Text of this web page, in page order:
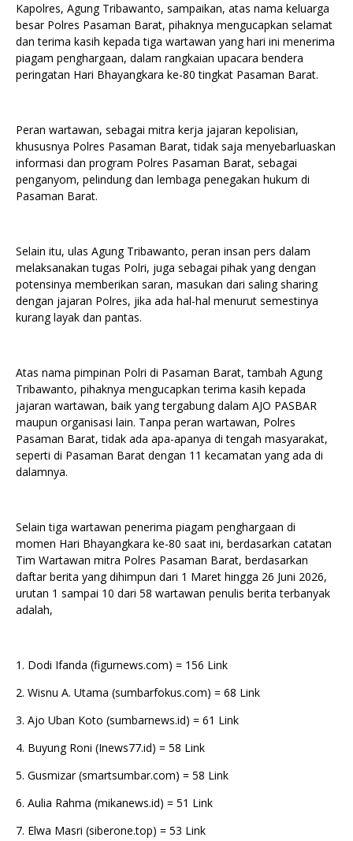
Kapolres, Agung Tribawanto, sampaikan, atas nama keluarga
besar Polres Pasaman Barat, pihaknya mengucapkan selamat
dan terima kasih kepada tiga wartawan yang hari ini menerima
piagam penghargaan, dalam rangkaian upacara bendera
peringatan Hari Bhayangkara ke-80 tingkat Pasaman Barat.
Peran wartawan, sebagai mitra kerja jajaran kepolisian,
khususnya Polres Pasaman Barat, tidak saja menyebarluaskan
informasi dan program Polres Pasaman Barat, sebagai
penganyom, pelindung dan lembaga penegakan hukum di
Pasaman Barat.
Selain itu, ulas Agung Tribawanto, peran insan pers dalam
melaksanakan tugas Polri, juga sebagai pihak yang dengan
potensinya memberikan saran, masukan dari saling sharing
dengan jajaran Polres, jika ada hal-hal menurut semestinya
kurang layak dan pantas.
Atas nama pimpinan Polri di Pasaman Barat, tambah Agung
Tribawanto, pihaknya mengucapkan terima kasih kepada
jajaran wartawan, baik yang tergabung dalam AJO PASBAR
maupun organisasi lain. Tanpa peran wartawan, Polres
Pasaman Barat, tidak ada apa-apanya di tengah masyarakat,
seperti di Pasaman Barat dengan 11 kecamatan yang ada di
dalamnya.
Selain tiga wartawan penerima piagam penghargaan di
momen Hari Bhayangkara ke-80 saat ini, berdasarkan catatan
Tim Wartawan mitra Polres Pasaman Barat, berdasarkan
daftar berita yang dihimpun dari 1 Maret hingga 26 Juni 2026,
urutan 1 sampai 10 dari 58 wartawan penulis berita terbanyak
adalah,
1. Dodi Ifanda (figurnews.com) = 156 Link
2. Wisnu A. Utama (sumbarfokus.com) = 68 Link
3. Ajo Uban Koto (sumbarnews.id) = 61 Link
4. Buyung Roni (Inews77.id) = 58 Link
5. Gusmizar (smartsumbar.com) = 58 Link
6. Aulia Rahma (mikanews.id) = 51 Link
7. Elwa Masri (siberone.top) = 53 Link